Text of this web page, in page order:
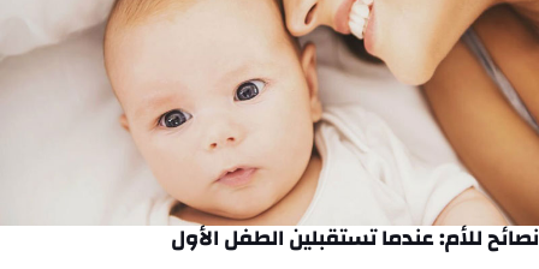
نصائح للأم: عندما تستقبلين الطفل الأول